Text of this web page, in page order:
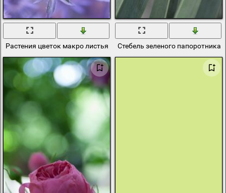
Растения цветок макро листья стебельСтебель зеленого папоротника